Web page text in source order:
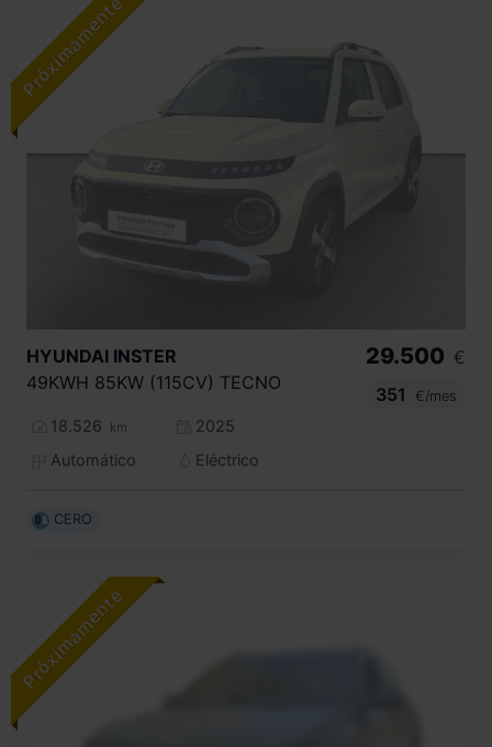
HYUNDAI INSTER
49KWH 85KW (115CV) TECNO
18.526 km
2025
Automático
Eléctrico
29.500 €
351
€/mes
CERO